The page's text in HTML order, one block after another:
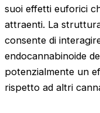
suoi effetti euforici
attraenti. La
consente di
endocannabinoide
potenzialmente un
rispetto ad altri